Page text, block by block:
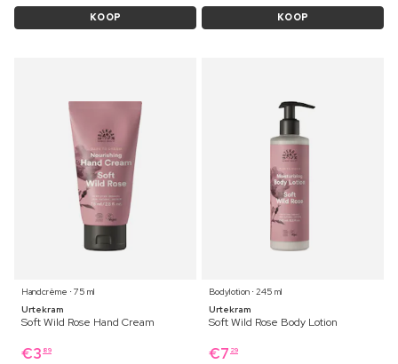
KOOP KOOP
Handcrème ⋅ 75 ml
Urtekram
Soft Wild Rose Hand Cream
€3 89
Bodylotion ⋅ 245 ml
Urtekram
Soft Wild Rose Body Lotion
€7 29